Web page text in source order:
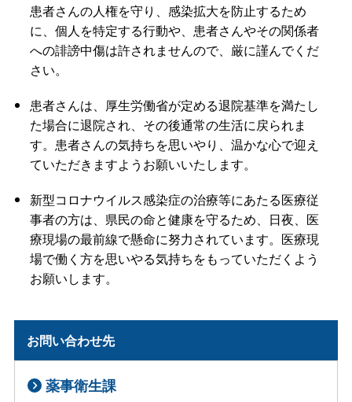
患者さんの人権を守り、感染拡大を防止するため
に、個人を特定する行動や、患者さんやその関係者
への誹謗中傷は許されませんので、厳に謹んでくだ
さい。
患者さんは、厚生労働省が定める退院基準を満たし
た場合に退院され、その後通常の生活に戻られま
す。患者さんの気持ちを思いやり、温かな心で迎え
ていただきますようお願いいたします。
新型コロナウイルス感染症の治療等にあたる医療従
事者の方は、県民の命と健康を守るため、日夜、医
療現場の最前線で懸命に努力されています。医療現
場で働く方を思いやる気持ちをもっていただくよう
お願いします。
お問い合わせ先
薬事衛生課